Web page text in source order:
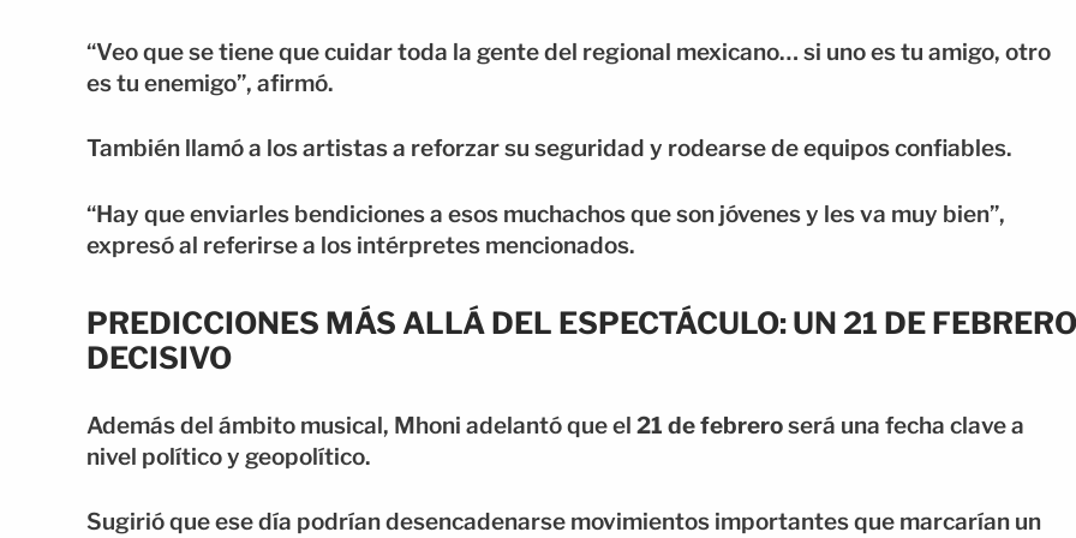
“Veo que se tiene que cuidar toda la gente del regional mexicano… si uno es tu amigo, otro
es tu enemigo”, afirmó.
También llamó a los artistas a reforzar su seguridad y rodearse de equipos confiables.
“Hay que enviarles bendiciones a esos muchachos que son jóvenes y les va muy bien”,
expresó al referirse a los intérpretes mencionados.
PREDICCIONES MÁS ALLÁ DEL ESPECTÁCULO: UN 21 DE FEBRERO
DECISIVO
Además del ámbito musical, Mhoni adelantó que el 21 de febreroserá una fecha clave a
nivel político y geopolítico.
Sugirió que ese día podrían desencadenarse movimientos importantes que marcarían un